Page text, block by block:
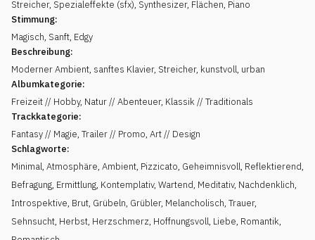
Streicher, Spezialeffekte (sfx), Synthesizer, Flächen, Piano
Stimmung:
Magisch, Sanft, Edgy
Beschreibung:
Moderner Ambient, sanftes Klavier, Streicher, kunstvoll, urban
Albumkategorie:
Freizeit // Hobby, Natur // Abenteuer, Klassik // Traditionals
Trackkategorie:
Fantasy // Magie, Trailer // Promo, Art // Design
Schlagworte:
Minimal, Atmosphäre, Ambient, Pizzicato, Geheimnisvoll, Reflektierend,
Befragung, Ermittlung, Kontemplativ, Wartend, Meditativ, Nachdenklich,
Introspektive, Brut, Grübeln, Grübler, Melancholisch, Trauer,
Sehnsucht, Herbst, Herzschmerz, Hoffnungsvoll, Liebe, Romantik,